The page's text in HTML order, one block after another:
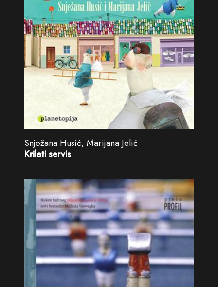
Snježana Husić, Marijana Jelić
Krilati servis